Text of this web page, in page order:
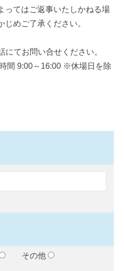
ってはご返事いたしかねる場
めご了承ください。
にてお問い合せください。
時間 9:00～16:00 ※休場日を除
その他